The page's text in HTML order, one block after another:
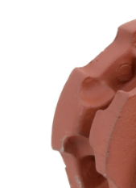
hvězdiček.